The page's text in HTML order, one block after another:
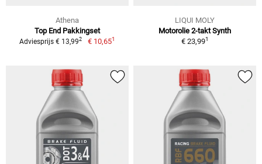
Athena
Top End Pakkingset
Adviesprijs € 13,992 € 10,651
LIQUI MOLY
Motorolie 2-takt Synth
€ 23,991